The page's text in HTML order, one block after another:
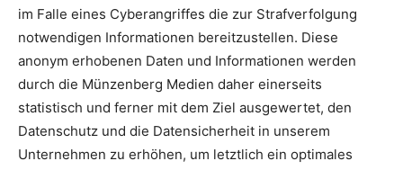
im Falle eines Cyberangriffes die zur Strafverfolgung
notwendigen Informationen bereitzustellen. Diese
anonym erhobenen Daten und Informationen werden
durch die Münzenberg Medien daher einerseits
statistisch und ferner mit dem Ziel ausgewertet, den
Datenschutz und die Datensicherheit in unserem
Unternehmen zu erhöhen, um letztlich ein optimales